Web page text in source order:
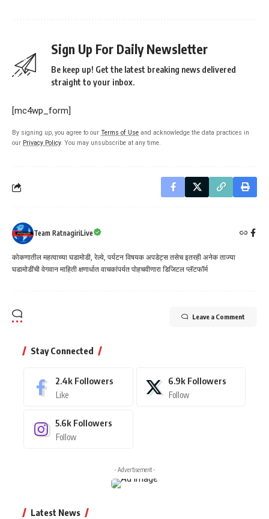
Sign Up For Daily Newsletter
Be keep up! Get the latest breaking news delivered
straight to your inbox.
[mc4wp_form]
By signing up, you agree to our Terms of Use and acknowledge the data practices in
our Privacy Policy. You may unsubscribe at any time.
Team RatnagiriLive
कोकणातील महत्वाच्या घडामोडी, रेल्वे, पर्यटन विषयक अपडेट्स तसेच इतरही अनेक ताज्या
घडामोडींची वेगवान माहिती क्षणार्धात वाचकांपर्यत पोहचवीणारा डिजिटल प्लॅटफॉर्म
Leave a Comment
Stay Connected
2.4k Followers
Like
6.9k Followers
Follow
5.6k Followers
Follow
- Advertisement -
Latest News